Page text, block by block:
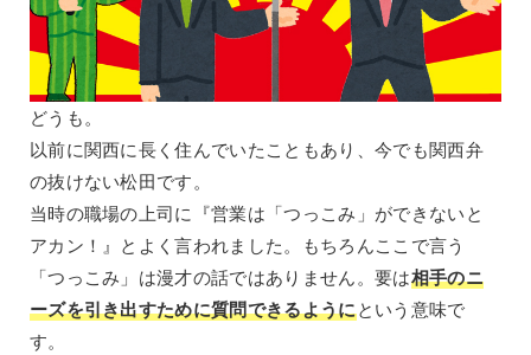
どうも。
以前に関西に長く住んでいたこともあり、今でも関西弁
の抜けない松田です。
当時の職場の上司に『営業は「つっこみ」ができないと
アカン！』とよく言われました。もちろんここで言う
「つっこみ」は漫才の話ではありません。要は相手のニ
ーズを引き出すために質問できるようにという意味で
す。